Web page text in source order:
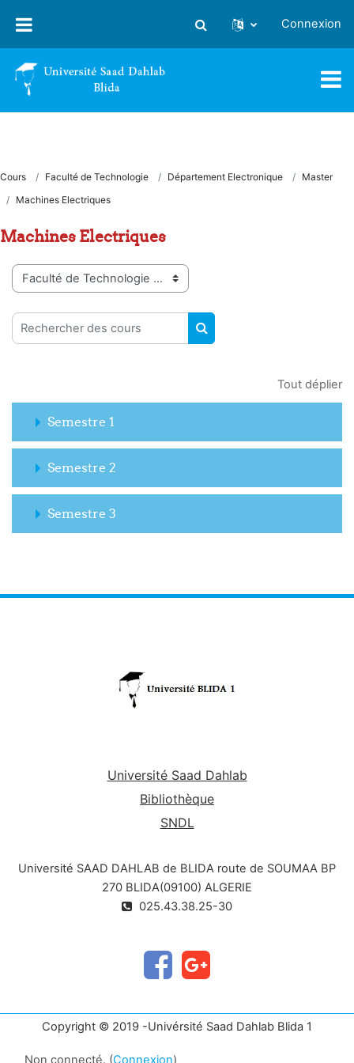
Activer/désactiver la saisie
Connexion
Cours Faculté de Technologie Département Electronique
Master
Machines Electriques
Machines Electriques
Catégories de cours
Rechercher des cours
RECHERCHER DES
Tout déplier
Semestre 1
Semestre 2
Semestre 3
Université Saad Dahlab
Bibliothèque
SNDL
Université SAAD DAHLAB de BLIDA route de SOUMAA BP
270 BLIDA(09100) ALGERIE
025.43.38.25-30
Copyright © 2019 -Univérsité Saad Dahlab Blida 1
Non connecté. (Connexion)